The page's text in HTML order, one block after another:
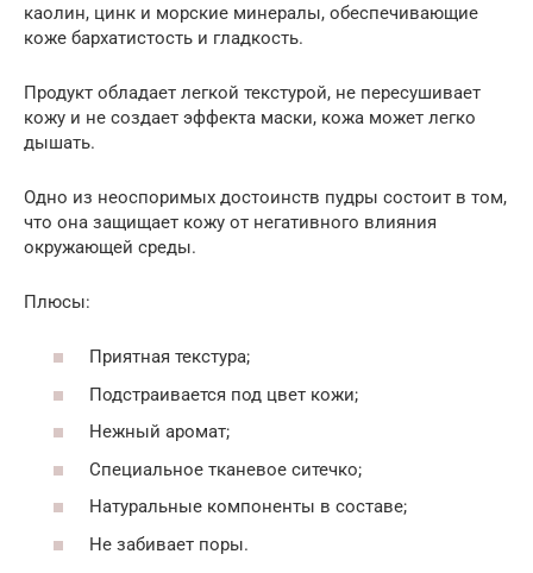
каолин, цинк и морские минералы, обеспечивающие
коже бархатистость и гладкость.
Продукт обладает легкой текстурой, не пересушивает
кожу и не создает эффекта маски, кожа может легко
дышать.
Одно из неоспоримых достоинств пудры состоит в том,
что она защищает кожу от негативного влияния
окружающей среды.
Плюсы:
Приятная текстура;
Подстраивается под цвет кожи;
Нежный аромат;
Специальное тканевое ситечко;
Натуральные компоненты в составе;
Не забивает поры.